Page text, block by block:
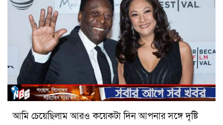
আমি চেয়েছিলাম আরও কয়েকটা দিন আপনার সঙ্গে দৃষ্টি